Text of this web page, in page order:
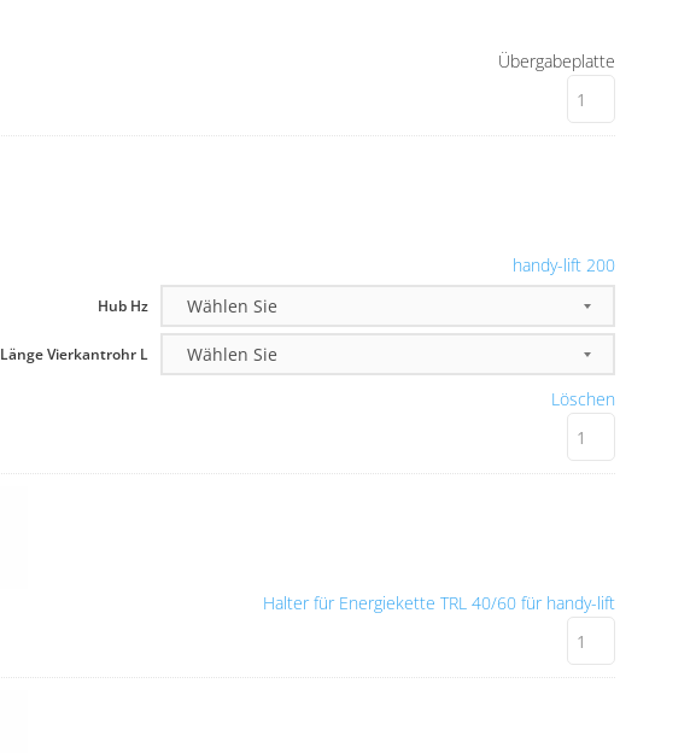
Übergabeplatte
handy-lift 200
Hub Hz
Länge Vierkantrohr L
Löschen
Halter für Energiekette TRL 40/60 für handy-lift